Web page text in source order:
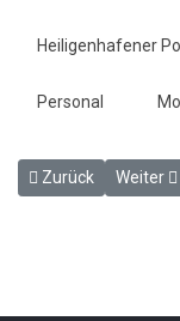
Heiligenhafener
Personal
Vorheriger Beitrag:
Zurück Weiter